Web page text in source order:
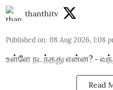
thanthitv
Published on: 08 Aug 2026, 1:08
உள்ளே நடந்தது என்ன? -
Read